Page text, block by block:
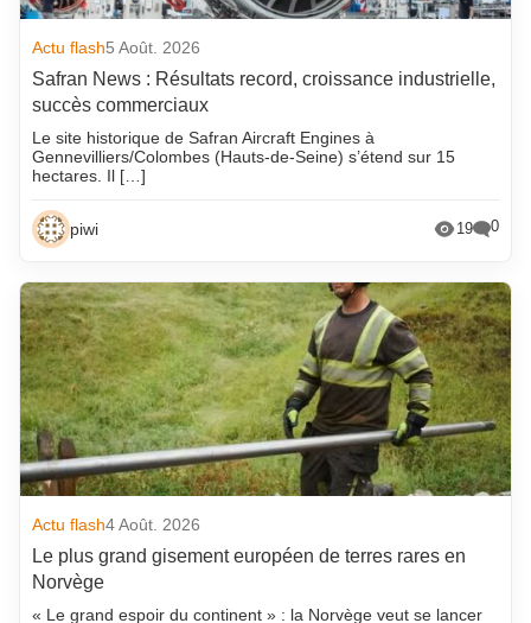
Actu flash5 Août. 2026
Safran News : Résultats record, croissance industrielle,
succès commerciaux
Le site historique de Safran Aircraft Engines à
Gennevilliers/Colombes (Hauts-de-Seine) s’étend sur 15
hectares. Il […]
piwi 19 0
Actu flash4 Août. 2026
Le plus grand gisement européen de terres rares en
Norvège
« Le grand espoir du continent » : la Norvège veut se lancer